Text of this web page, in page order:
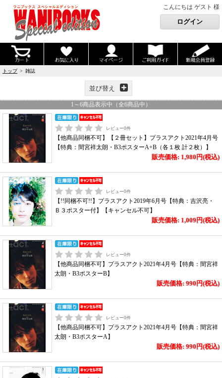
こんにちは ゲスト 様
トップ> 雑誌
並び替え
1 ～ 6商品表示中（全6商品中）
レビュー0件
【他商品同梱不可】【２冊セット】プラスアクト2021年4月号
【特典：間宮祥太朗・B3ポスターA+B（各１枚 計２枚）】
販売価格: 1,980円(税込)
レビュー0件
【!!同梱不可!!】プラスアクト2019年6月号【特典：吉沢亮・
Ｂ３ポスター付】【キャンセル不可】
販売価格: 1,009円(税込)
レビュー0件
【他商品同梱不可】プラスアクト2021年4月号【特典：間宮祥
太朗・B3ポスターB】
販売価格: 990円(税込)
レビュー0件
【他商品同梱不可】プラスアクト2021年4月号【特典：間宮祥
太朗・B3ポスターA】
販売価格: 990円(税込)